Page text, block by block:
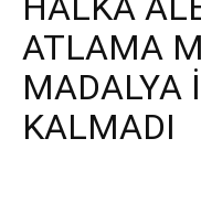
ATLAMA
MADALYA
KALMADI